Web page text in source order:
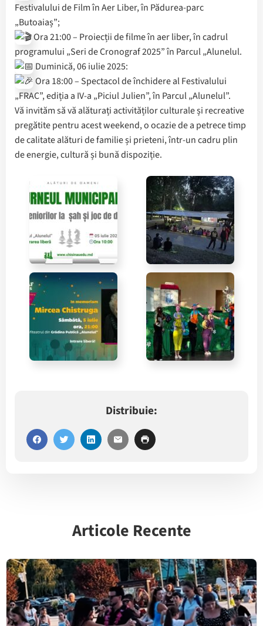
Festivalului de Film în Aer Liber, în Pădurea-parc
„Butoaiaș”;
Ora 21:00 – Proiecții de filme în aer liber, în cadrul
programului „Seri de Cronograf 2025” în Parcul „Alunelul.
Duminică, 06 iulie 2025:
Ora 18:00 – Spectacol de închidere al Festivalului
„FRAC”, ediția a IV-a „Piciul Julien”, în Parcul „Alunelul”.
Vă invităm să vă alăturați activităților culturale și recreative
pregătite pentru acest weekend, o ocazie de a petrece timp
de calitate alături de familie și prieteni, într-un cadru plin
de energie, cultură și bună dispoziție.
Distribuie:
Articole Recente